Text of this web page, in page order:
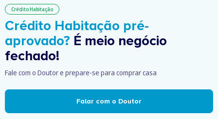
Crédito Habitação
Crédito Habitação pré-
aprovado? É meio negócio
fechado!
Fale com o Doutor e prepare-se para comprar casa
Falar com o Doutor